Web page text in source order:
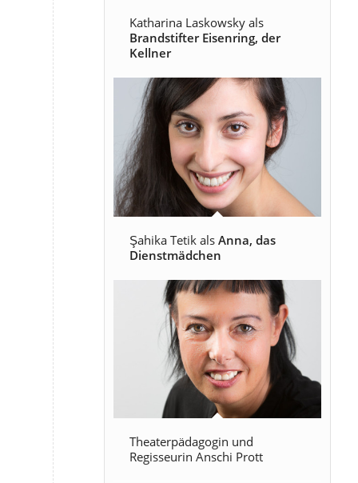
Katharina Laskowsky als
Brandstifter Eisenring, der
Kellner
Şahika Tetik als Anna, das
Dienstmädchen
Theaterpädagogin und
Regisseurin Anschi Prott